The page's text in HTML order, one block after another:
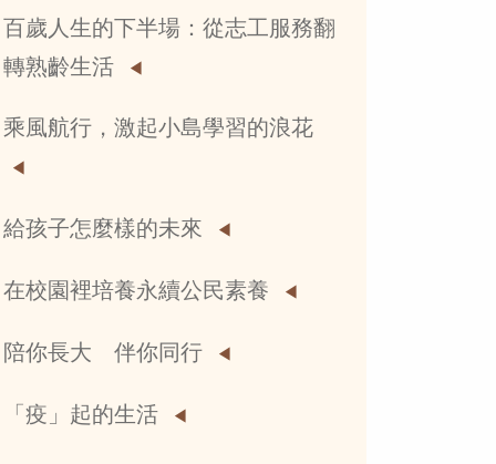
百歲人生的下半場：從志工服務翻
轉熟齡生活
乘風航行，激起小島學習的浪花
給孩子怎麼樣的未來
在校園裡培養永續公民素養
陪你長大 伴你同行
「疫」起的生活